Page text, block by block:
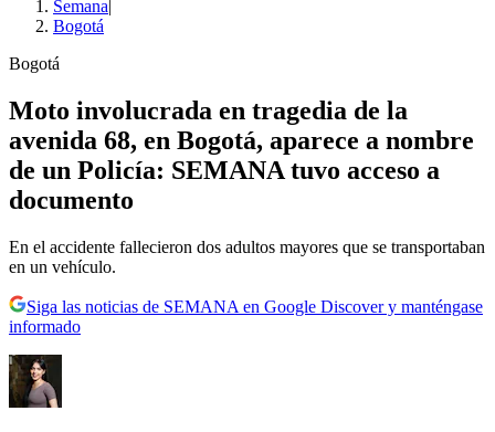
Semana|
Bogotá
Bogotá
Moto involucrada en tragedia de la
avenida 68, en Bogotá, aparece a nombre
de un Policía: SEMANA tuvo acceso a
documento
En el accidente fallecieron dos adultos mayores que se transportaban
en un vehículo.
Siga las noticias de SEMANA en Google Discover y manténgase
informado